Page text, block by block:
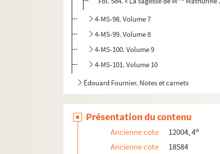
4-MS-98. Volume 7
4-MS-99. Volume 8
4-MS-100. Volume 9
4-MS-101. Volume 10
Édouard Fournier. Notes et carnets
Présentation du contenu
Ancienne cote 12004, 4o
Ancienne cote
18584